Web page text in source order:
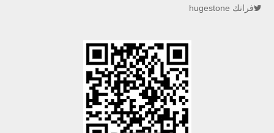
فرانك hugestone